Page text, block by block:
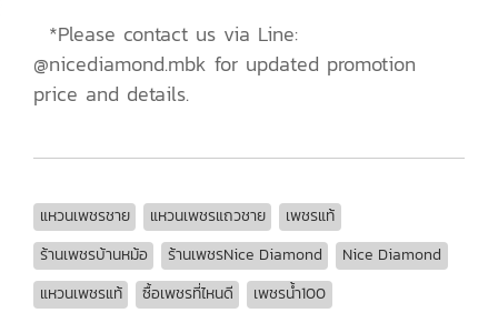
*Please contact us via Line:
@nicediamond.mbk for updated promotion
price and details.
แหวนเพชรชาย แหวนเพชรแถวชาย
เพชรแท้
ร้านเพชรบ้านหม้อ
ร้านเพชรNice Diamond
Nice Diamond
แหวนเพชรแท้
ซื้อเพชรที่ไหนดี เพชรน้ำ100